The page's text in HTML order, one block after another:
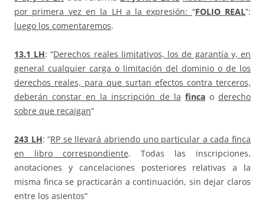
por primera vez en la LH a la expresión: “FOLIO REAL”:
luego los comentaremos.
13.1 LH: “Derechos reales limitativos, los de garantía y, en
general cualquier carga o limitación del dominio o de los
derechos reales, para que surtan efectos contra terceros,
deberán constar en la inscripción de la fincaoderecho
sobre que recaigan”
243 LH: “RP se llevará abriendo uno particular a cada finca
en libro correspondiente. Todas las inscripciones,
anotaciones y cancelaciones posteriores relativas a la
misma finca se practicarán a continuación, sin dejar claros
entre los asientos”